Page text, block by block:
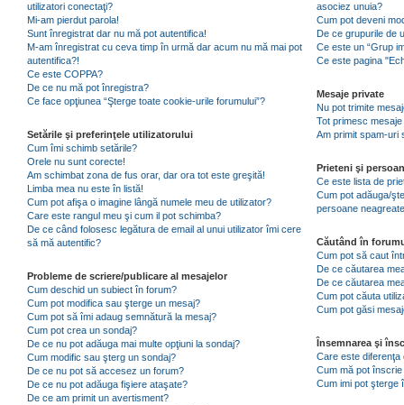
utilizatori conectaţi?
Mi-am pierdut parola!
Sunt înregistrat dar nu mă pot autentifica!
M-am înregistrat cu ceva timp în urmă dar acum nu mă mai pot
autentifica?!
Ce este COPPA?
De ce nu mă pot înregistra?
Ce face opţiunea “Şterge toate cookie-urile forumului”?
Setările şi preferinţele utilizatorului
Cum îmi schimb setările?
Orele nu sunt corecte!
Am schimbat zona de fus orar, dar ora tot este greşită!
Limba mea nu este în listă!
Cum pot afişa o imagine lângă numele meu de utilizator?
Care este rangul meu şi cum il pot schimba?
De ce când folosesc legătura de email al unui utilizator îmi cere
să mă autentific?
Probleme de scriere/publicare al mesajelor
Cum deschid un subiect în forum?
Cum pot modifica sau şterge un mesaj?
Cum pot să îmi adaug semnătură la mesaj?
Cum pot crea un sondaj?
De ce nu pot adăuga mai multe opţiuni la sondaj?
Cum modific sau şterg un sondaj?
De ce nu pot să accesez un forum?
De ce nu pot adăuga fişiere ataşate?
De ce am primit un avertisment?
asociez unuia?
Cum pot deveni
De ce grupurile de
Ce este un “Grup
Ce este pagina
Mesaje private
Nu pot trimite
Tot primesc
Am primit spam-uri
Prieteni şi
Ce este lista de
Cum pot adăuga/
persoane
Căutând în
Cum pot să caut
De ce căutarea
De ce căutarea
Cum pot căuta
Cum pot găsi
Însemnarea şi
Care este
Cum mă pot
Cum imi pot şterge